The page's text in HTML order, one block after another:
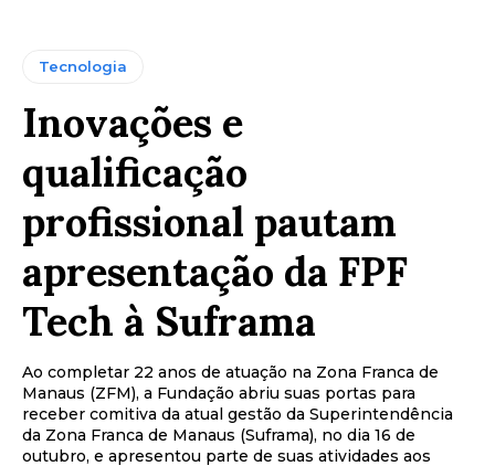
Tecnologia
Inovações e
qualificação
profissional pautam
apresentação da FPF
Tech à Suframa
Ao completar 22 anos de atuação na Zona Franca de
Manaus (ZFM), a Fundação abriu suas portas para
receber comitiva da atual gestão da Superintendência
da Zona Franca de Manaus (Suframa), no dia 16 de
outubro, e apresentou parte de suas atividades aos